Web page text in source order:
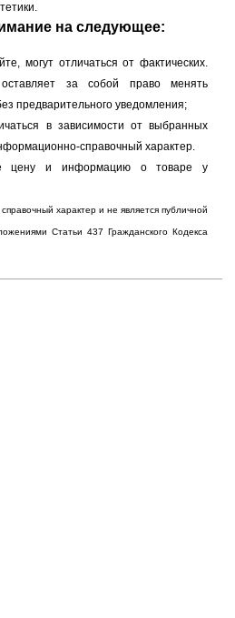
на следующее:
могут отличаться от фактических.
за собой право менять
предварительного уведомления;
в зависимости от выбранных
справочный характер.
цену и информацию о товаре у
характер и не является публичной
Статьи 437 Гражданского Кодекса